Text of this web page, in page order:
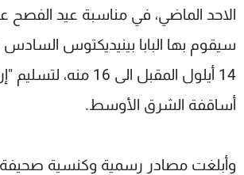
الاحد الماضي، في مناسبة عيد الفصح عن
سيقوم بها البابا بينيديكتوس
14 أيلول المقبل الى 16
أساقفة الشرق الأوسط.
وأبلغت مصادر رسمية وكنسية صحيفة
الإنـتـاج
لاعلاناتكم
وظائف
تواصل معنا
سياسة الخصوصية